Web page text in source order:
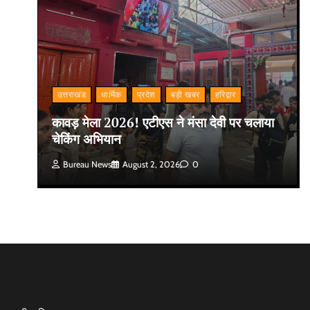
उत्तराखंड धार्मिक प्रदेश बड़ी खबर हरिद्वार
कावड़ मेला 2026! एटीएस ने मंसा देवी पर चलाया
चेकिंग अभियान
Bureau News August 2, 2026 0